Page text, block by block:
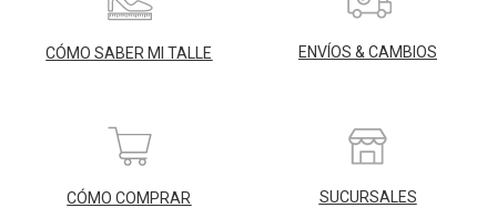
CÓMO SABER MI TALLE ENVÍOS & CAMBIOS
CÓMO COMPRAR SUCURSALES